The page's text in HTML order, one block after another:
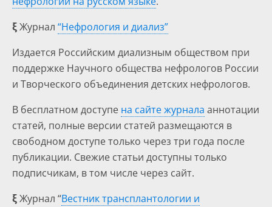
ξЖурнал “Нефрология и диализ”
Издается Российским диализным обществом при
поддержке Научного общества нефрологов России
и Творческого объединения детских нефрологов.
В бесплатном доступе на сайте журнала аннотации
статей, полные версии статей размещаются в
свободном доступе только через три года после
публикации. Свежие статьи доступны только
подписчикам, в том числе через сайт.
ξЖурнал “Вестник трансплантологии и